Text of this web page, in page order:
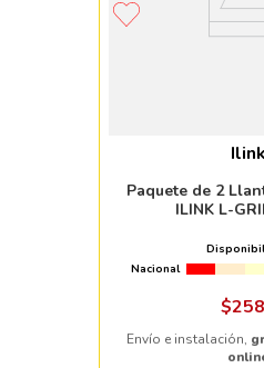
Ilink
Paquete de 2
ILINK L-
Nacional
$
Envío e instalación,